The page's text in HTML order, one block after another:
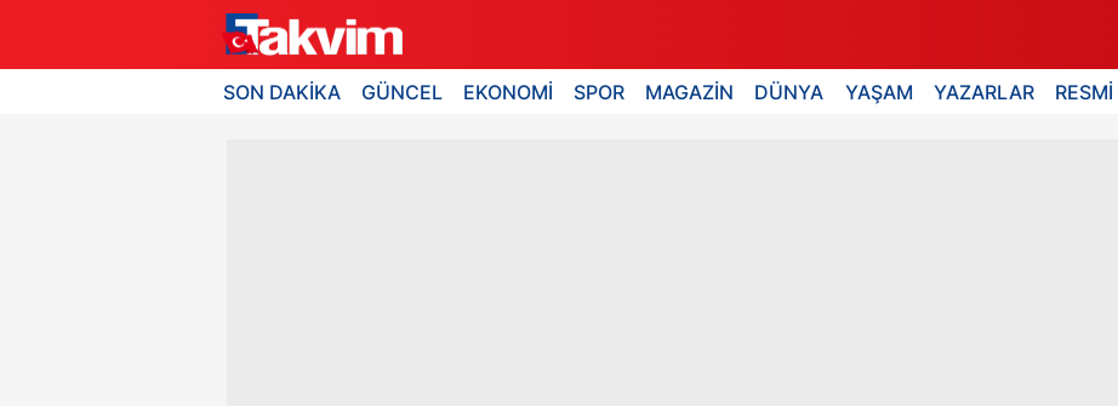
SON DAKİKA GÜNCEL EKONOMİ SPOR MAGAZİN DÜNYA YAŞAM YAZARLAR